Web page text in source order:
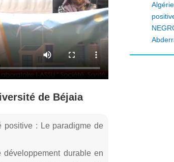
de Béjaia
positive : Le paradigme de
développement durable en